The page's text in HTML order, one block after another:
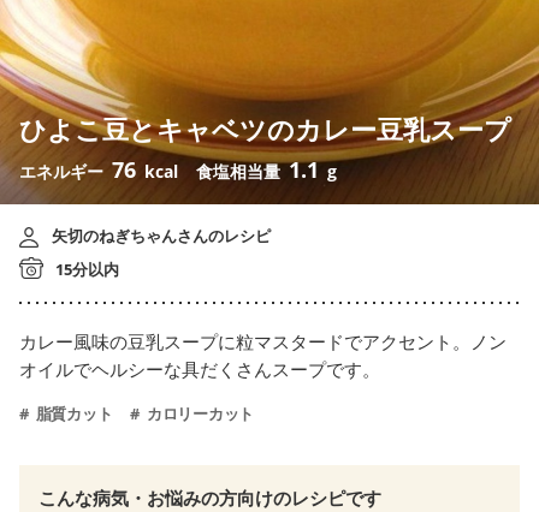
ひよこ豆とキャベツのカレー豆乳スープ
エネルギー 76 kcal 食塩相当量 1.1 g
矢切のねぎちゃんさんのレシピ
15分以内
カレー風味の豆乳スープに粒マスタードでアクセント。ノン
オイルでヘルシーな具だくさんスープです。
脂質カット カロリーカット
こんな病気・お悩みの方向けのレシピです